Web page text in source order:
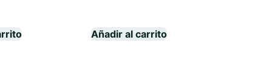
Añadir al carrito